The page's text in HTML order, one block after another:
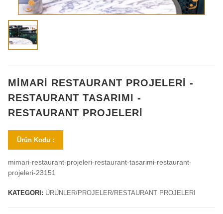
MİMARİ RESTAURANT PROJELERİ -
RESTAURANT TASARIMI -
RESTAURANT PROJELERİ
Ürün Kodu :
mimari-restaurant-projeleri-restaurant-tasarimi-restaurant-
projeleri-23151
KATEGORI: ÜRÜNLER/PROJELER/RESTAURANT PROJELERI